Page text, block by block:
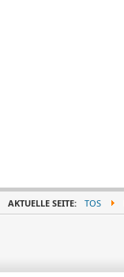
AKTUELLE SEITE: TOS